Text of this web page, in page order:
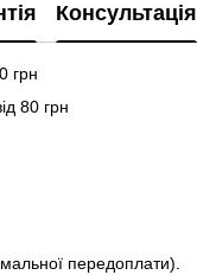
Консультація
грн
80 грн
передоплати).